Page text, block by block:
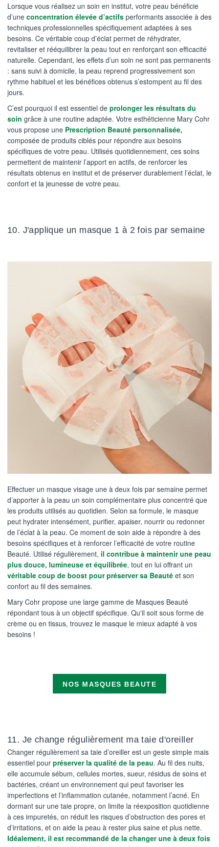
Lorsque vous réalisez un soin en institut, votre peau bénéficie
d’une concentration élevée d’actifs performants associée à des
techniques professionnelles spécifiquement adaptées à ses
besoins. Ce véritable coup d’éclat permet de réhydrater,
revitaliser et rééquilibrer la peau tout en renforçant son efficacité
naturelle. Cependant, les effets d’un soin ne sont pas permanents
: sans suivi à domicile, la peau reprend progressivement son
rythme habituel et les bénéfices obtenus s’estompent au fil des
jours.
C’est pourquoi il est essentiel de prolonger les résultats du
soin grâce à une routine adaptée. Votre esthéticienne Mary Cohr
vous propose une Prescription Beauté personnalisée,
composée de produits ciblés pour répondre aux besoins
spécifiques de votre peau. Utilisés quotidiennement, ces soins
permettent de maintenir l’apport en actifs, de renforcer les
résultats obtenus en institut et de préserver durablement l’éclat, le
confort et la jeunesse de votre peau.
10. J'applique un masque 1 à 2 fois par semaine
Effectuer un masque visage une à deux fois par semaine permet
d’apporter à la peau un soin complémentaire plus concentré que
les produits utilisés au quotidien. Selon sa formule, le masque
peut hydrater intensément, purifier, apaiser, nourrir ou redonner
de l’éclat à la peau. Ce moment de soin aide à répondre à des
besoins spécifiques et à renforcer l’efficacité de votre routine
Beauté. Utilisé régulièrement, il contribue à maintenir une peau
plus douce, lumineuse et équilibrée, tout en lui offrant un
véritable coup de boost pour préserver sa Beauté et son
confort au fil des semaines.
Mary Cohr propose une large gamme de Masques Beauté
répondant tous à un objectif spécifique. Qu'il soit sous forme de
crème ou en tissus, trouvez le masque le mieux adapté à vos
besoins !
NOS MASQUES BEAUTE
11. Je change régulièrement ma taie d'oreiller
Changer régulièrement sa taie d’oreiller est un geste simple mais
essentiel pour préserver la qualité de la peau. Au fil des nuits,
elle accumule sébum, cellules mortes, sueur, résidus de soins et
bactéries, créant un environnement qui peut favoriser les
imperfections et l’inflammation cutanée, notamment l’acné. En
dormant sur une taie propre, on limite la réexposition quotidienne
à ces impuretés, on réduit les risques d’obstruction des pores et
d’irritations, et on aide la peau à rester plus saine et plus nette.
Idéalement, il est recommandé de la changer une à deux fois